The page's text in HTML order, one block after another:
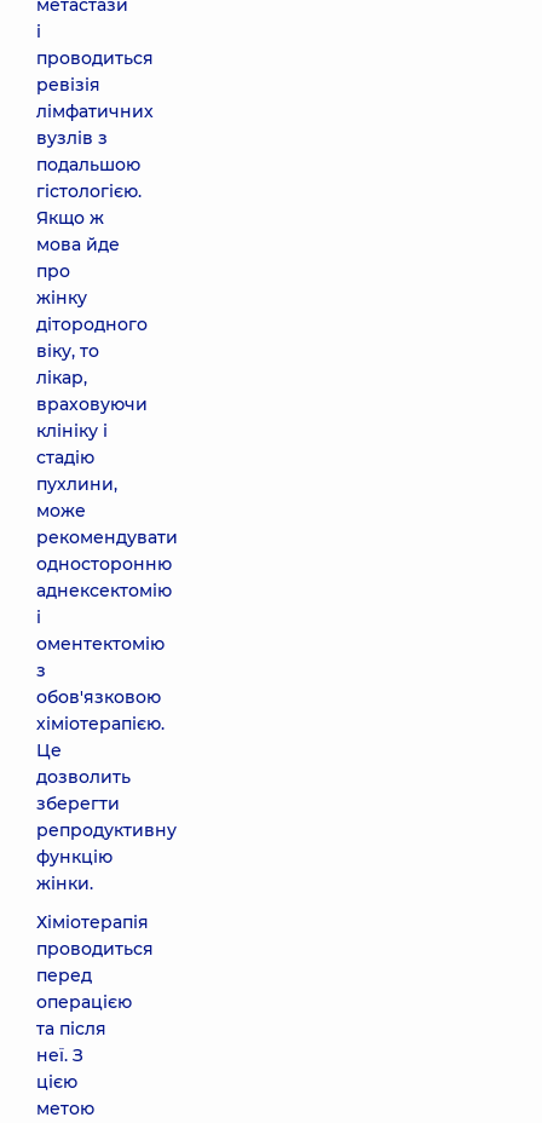
метастази
і
проводиться
ревізія
лімфатичних
вузлів з
подальшою
гістологією.
Якщо ж
мова йде
про
жінку
дітородного
віку, то
лікар,
враховуючи
клініку і
стадію
пухлини,
може
рекомендувати
односторонню
аднексектомію
і
оментектомію
з
обов'язковою
хіміотерапією.
Це
дозволить
зберегти
репродуктивну
функцію
жінки.
Хіміотерапія
проводиться
перед
операцією
та після
неї. З
цією
метою